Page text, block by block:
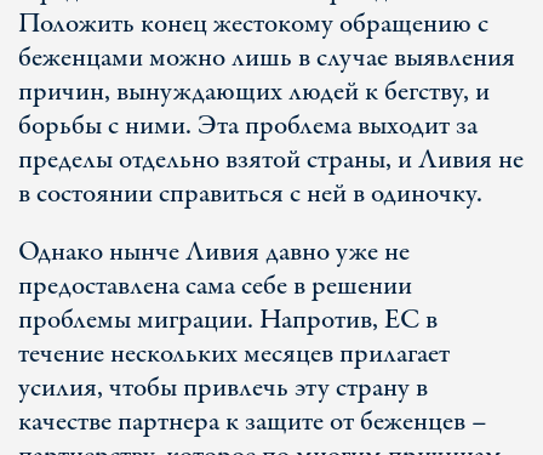
Положить конец жестокому обращению с
беженцами можно лишь в случае выявления
причин, вынуждающих людей к бегству, и
борьбы с ними. Эта проблема выходит за
пределы отдельно взятой страны, и Ливия не
в состоянии справиться с ней в одиночку.
Однако нынче Ливия давно уже не
предоставлена сама себе в решении
проблемы миграции. Напротив, ЕС в
течение нескольких месяцев прилагает
усилия, чтобы привлечь эту страну в
качестве партнера к защите от беженцев –